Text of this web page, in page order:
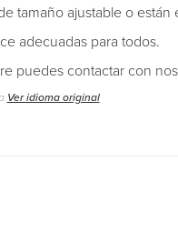
tamaño ajustable o
adecuadas para todos.
puedes contactar con
Ver idioma original